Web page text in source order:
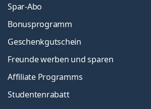
Spar-Abo
Bonusprogramm
Geschenkgutschein
Freunde werben und sparen
Affiliate Programms
Studentenrabatt